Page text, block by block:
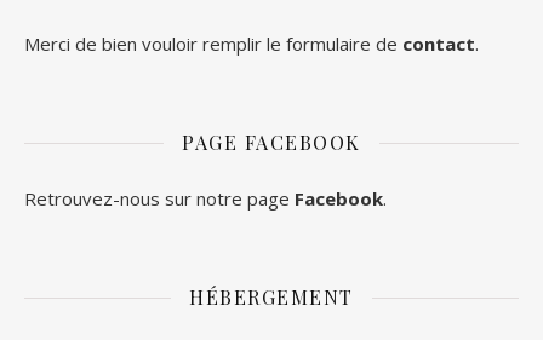
Merci de bien vouloir remplir le formulaire de contact.
PAGE FACEBOOK
Retrouvez-nous sur notre page Facebook.
HÉBERGEMENT